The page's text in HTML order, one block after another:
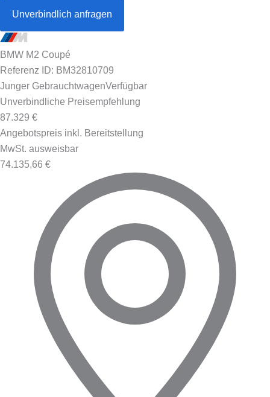
Unverbindlich anfragen
BMW M2 Coupé
Referenz ID: BM32810709
Junger GebrauchtwagenVerfügbar
Unverbindliche Preisempfehlung
87.329 €
Angebotspreis inkl. Bereitstellung
MwSt. ausweisbar
74.135,66 €